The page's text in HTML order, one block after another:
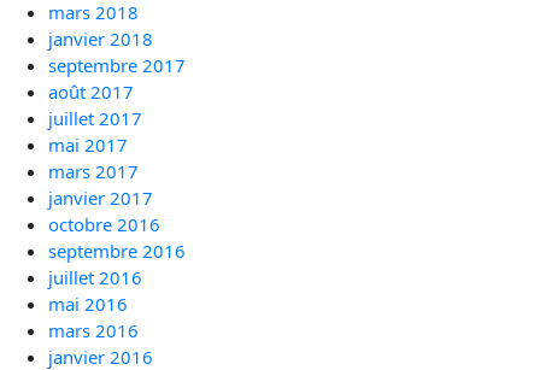
mars 2018
janvier 2018
septembre 2017
août 2017
juillet 2017
mai 2017
mars 2017
janvier 2017
octobre 2016
septembre 2016
juillet 2016
mai 2016
mars 2016
janvier 2016